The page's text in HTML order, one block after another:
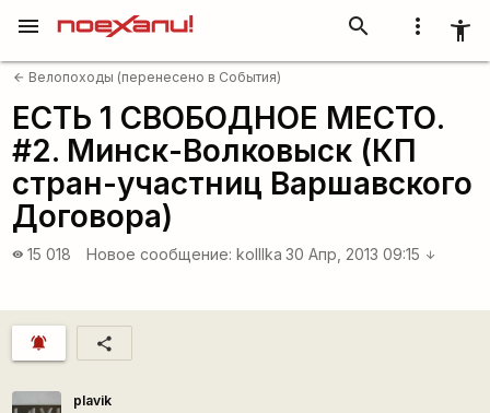
more_vert accessibility_new
search
menu
arrow_back Велопоходы (перенесено в События)
ЕСТЬ 1 СВОБОДНОЕ МЕСТО.
#2. Минск-Волковыск (КП
стран-участниц Варшавского
Договора)
visibility 15 018 Новое сообщение: kolllka 30 Апр, 2013 09:15 arrow_downward
notifications_active share
plavik